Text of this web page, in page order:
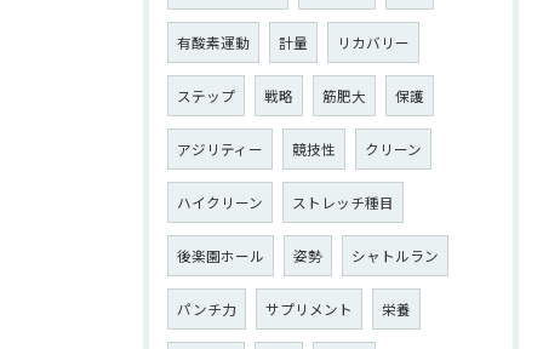
有酸素運動 計量 リカバリー
ステップ 戦略 筋肥大 保護
アジリティー 競技性 クリーン
ハイクリーン ストレッチ種目
後楽園ホール 姿勢 シャトルラン
パンチ力 サプリメント 栄養